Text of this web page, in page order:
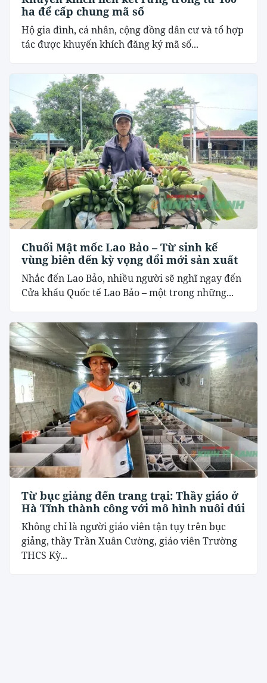
ha để cấp chung mã số
Hộ gia đình, cá nhân, cộng đồng dân cư và tổ hợp
tác được khuyến khích đăng ký mã số...
Chuối Mật mốc Lao Bảo – Từ sinh kế
vùng biên đến kỳ vọng đổi mới sản xuất
Nhắc đến Lao Bảo, nhiều người sẽ nghĩ ngay đến
Cửa khẩu Quốc tế Lao Bảo – một trong những...
Từ bục giảng đến trang trại: Thầy giáo ở
Hà Tĩnh thành công với mô hình nuôi dúi
Không chỉ là người giáo viên tận tụy trên bục
giảng, thầy Trần Xuân Cường, giáo viên Trường
THCS Kỳ...